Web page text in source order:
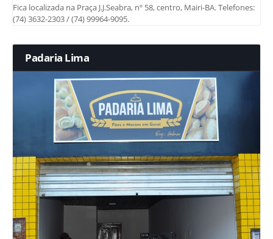
Fica localizada na Praça J.J.Seabra, nº 58, centro, Mairi-BA. Telefones:
(74) 3632-2303 / (74) 99964-9095.
Padaria Lima